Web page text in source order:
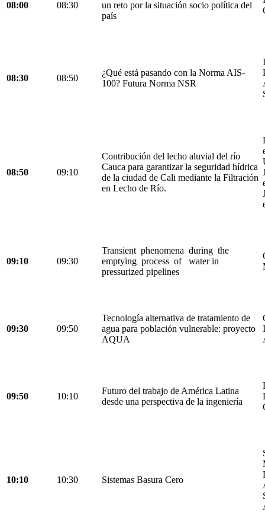
08:00 08:30
un reto por la situación socio política del
país
08:30 08:50
¿Qué está pasando con la Norma AIS-
100? Futura Norma NSR
08:50 09:10
Contribución del lecho aluvial del río
Cauca para garantizar la seguridad hídrica
de la ciudad de Cali mediante la Filtración
en Lecho de Río.
09:10 09:30
Transient phenomena during the
emptying process of water in
pressurized pipelines
09:30 09:50
Tecnología alternativa de tratamiento de
agua para población vulnerable: proyecto
AQUA
09:50 10:10
Futuro del trabajo de América Latina
desde una perspectiva de la ingeniería
10:10 10:30 Sistemas Basura Cero